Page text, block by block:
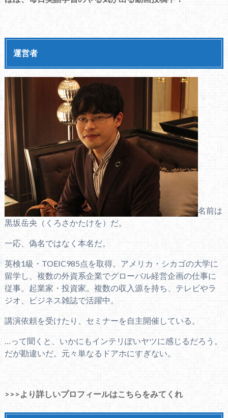
運営者
名前は
黒坂岳央（くろさかたけを）だ。
一応、偽名ではなく本名だ。
英検1級・TOEIC985点を取得。アメリカ・シカゴの大学に
留学し、複数の外資系企業でグローバル経営企画の仕事に
従事。起業家・投資家。複数の収入源を持ち、テレビやラ
ジオ、ビジネス雑誌で活躍中。
講演依頼を受けたり、セミナーを自主開催している。
…って聞くと、いかにもインテリぽいヤツに感じるだろう。
だが勘違いだ。元々単なるドアホにすぎない。
>>>より詳しいプロフィールはこちらをみてくれ